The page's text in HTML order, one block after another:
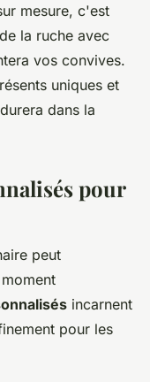
mesure, c'est
la ruche avec
vos convives.
uniques et
dans la
pour
peut
incarnent
pour les